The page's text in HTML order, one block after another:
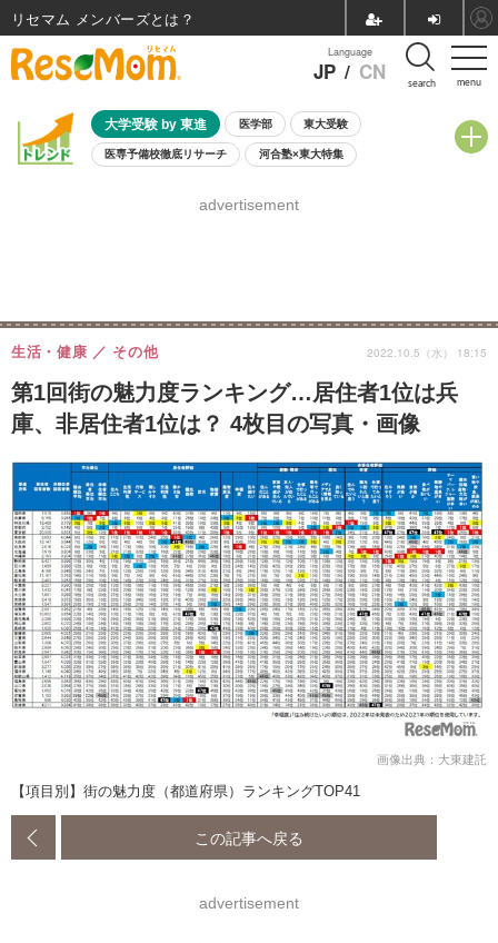
menu
Language
JP / CN search
大学受験 by 東進 医学部 東大受験
医専予備校徹底リサーチ 河合塾×東大特集
8月開催学校説明会・相談会
advertisement
第1回街の魅力度ランキング…居住者1位は兵
庫、非居住者1位は？ 4枚目の写真・画像
生活・健康 その他 2022.10.5（水） 18:15
画像出典：大東建託
【項目別】街の魅力度（都道府県）ランキングTOP41
この記事へ戻る
advertisement
リセマム メンバーズ